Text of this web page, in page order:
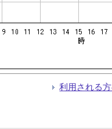
利用される